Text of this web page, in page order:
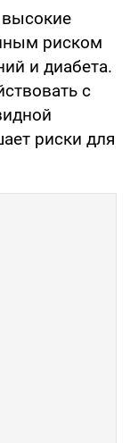
высокие
риском
и диабета.
с
риски для